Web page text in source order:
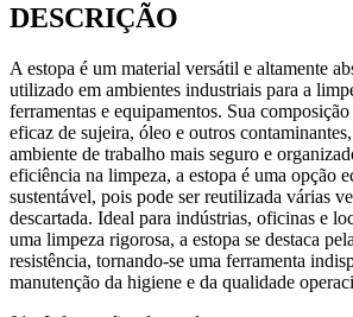
DESCRIÇÃO
A estopa é um material versátil e altamente
utilizado em ambientes industriais para a
ferramentas e equipamentos. Sua
eficaz de sujeira, óleo e outros
ambiente de trabalho mais seguro e
eficiência na limpeza, a estopa é uma opção
sustentável, pois pode ser reutilizada várias
descartada. Ideal para indústrias, oficinas e
uma limpeza rigorosa, a estopa se destaca
resistência, tornando-se uma ferramenta
manutenção da higiene e da qualidade